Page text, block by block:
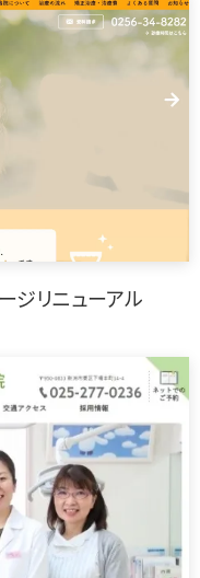
ジリニューアル